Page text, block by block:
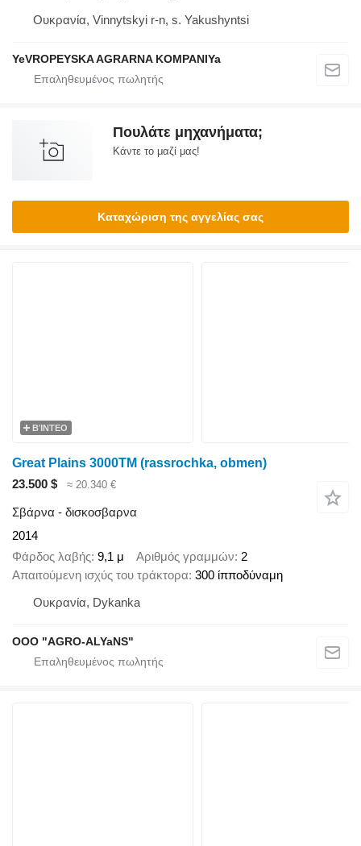
Ουκρανία, Vinnytskyi r-n, s. Yakushyntsi
YeVROPEYSKA AGRARNA KOMPANIYa
Πουλάτε μηχανήματα;
Κάντε το μαζί μας!
Καταχώριση της αγγελίας σας
ΒΊΝΤΕΟ
Great Plains 3000TM (rassrochka, obmen)
23.500 $
≈ 20.340 €
Σβάρνα - δισκοσβαρνα
2014
Φάρδος λαβής 9,1 μ Αριθμός γραμμών 2
Απαιτούμενη ισχύς του τράκτορα 300 ίπποδύναμη
Ουκρανία, Dykanka
OOO "AGRO-ALYaNS"